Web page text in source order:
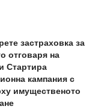
застраховка за
отговаря на
Стартира
кампания с
имущественото